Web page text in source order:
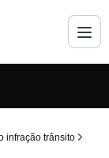
infração trânsito